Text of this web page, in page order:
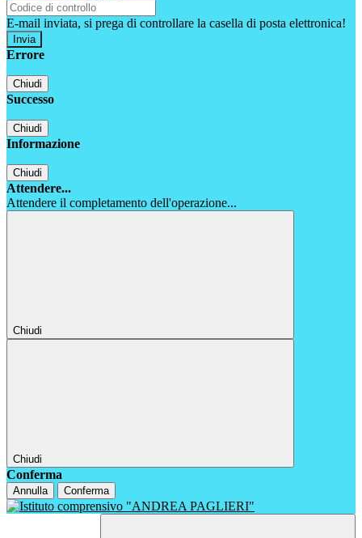
E-mail inviata, si prega di controllare la casella di posta elettronica!
Errore
Chiudi
Successo
Chiudi
Informazione
Chiudi
Attendere...
Attendere il completamento dell'operazione...
Chiudi
Chiudi
Conferma
Annulla Conferma